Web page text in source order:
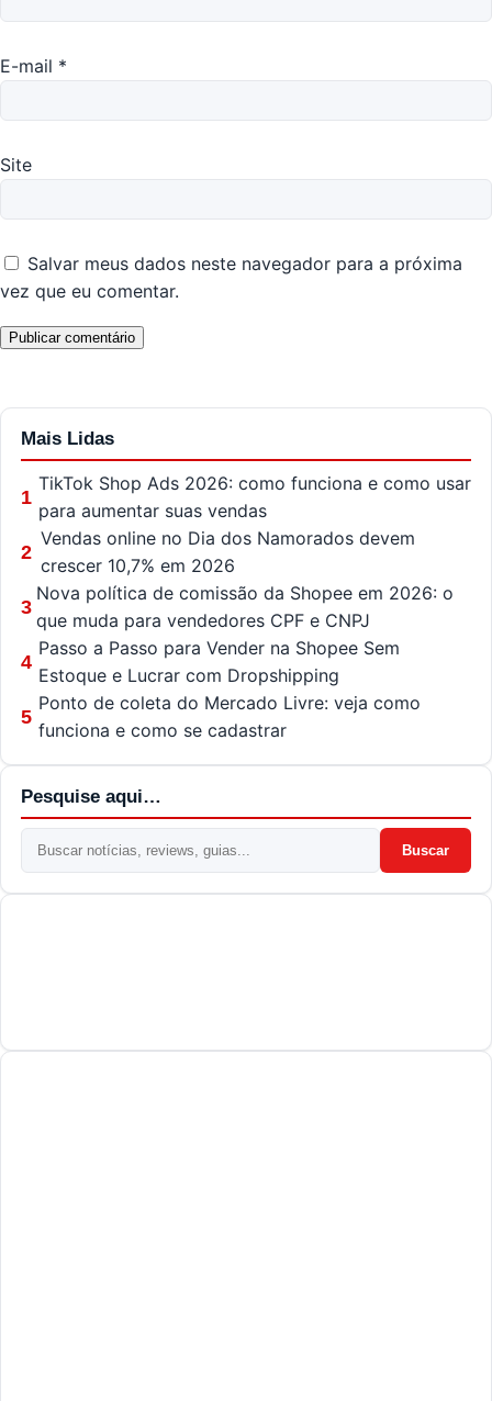
E-mail *
Site
Salvar meus dados neste navegador para a próxima
vez que eu comentar.
Mais Lidas
1
TikTok Shop Ads 2026: como funciona e como usar
para aumentar suas vendas
2
Vendas online no Dia dos Namorados devem
crescer 10,7% em 2026
3
Nova política de comissão da Shopee em 2026: o
que muda para vendedores CPF e CNPJ
4
Passo a Passo para Vender na Shopee Sem
Estoque e Lucrar com Dropshipping
5
Ponto de coleta do Mercado Livre: veja como
funciona e como se cadastrar
Pesquise aqui…
Buscar